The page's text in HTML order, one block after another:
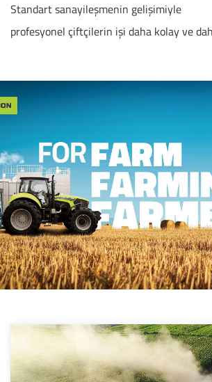
Standart sanayileşmenin gelişimiyle
profesyonel çiftçilerin işi daha kolay ve